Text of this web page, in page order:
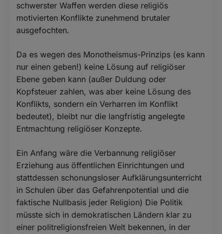
schwerster Waffen werden diese religiös
motivierten Konflikte zunehmend brutaler
ausgefochten.
Da es wegen des Monotheismus-Prinzips (es kann
nur einen geben!) keine Lösung auf religiöser
Ebene geben kann (außer Duldung oder
Kopfsteuer zahlen, was aber keine Lösung des
Konflikts, sondern ein Verharren im Konflikt
bedeutet), bleibt nur die langfristig angelegte
Entmachtung religiöser Konzepte.
Ein Anfang wäre die Verbannung religiöser
Erziehung aus öffentlichen Einrichtungen und
stattdessen schonungsloser Aufklärungsunterricht
in Schulen über das Gefahrenpotential und die
faktische Nullbasis jeder Religion) Die Politik
müsste sich in demokratischen Ländern klar zu
einer politreligionsfreien Welt bekennen, in der